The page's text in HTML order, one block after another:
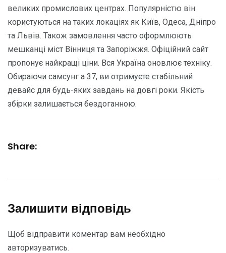
великих промислових центрах. Популярністю він
користуються на таких локаціях як Київ, Одеса, Дніпро
та Львів. Також замовлення часто оформлюють
мешканці міст Вінниця та Запоріжжя. Офіційний сайт
пропонує найкращі ціни. Вся Україна оновлює техніку.
Обираючи самсунг а 37, ви отримуєте стабільний
девайс для будь-яких завдань на довгі роки. Якість
збірки залишається бездоганною.
Share:
Залишити відповідь
Щоб відправити коментар вам необхідно
авторизуватись.